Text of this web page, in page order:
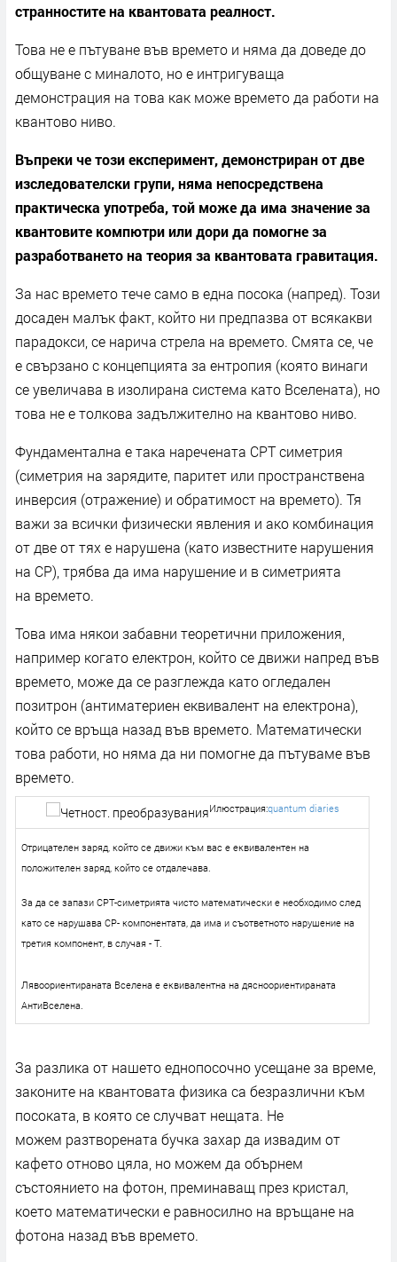
странностите на квантовата реалност.
Това не е пътуване във времето и няма да доведе до
общуване с миналото, но е интригуваща
демонстрация на това как може времето да работи на
квантово ниво.
Въпреки че този експеримент, демонстриран от две
изследователски групи, няма непосредствена
практическа употреба, той може да има значение за
квантовите компютри или дори да помогне за
разработването на теория за квантовата гравитация.
За нас времето тече само в една посока (напред). Този
досаден малък факт, който ни предпазва от всякакви
парадокси, се нарича стрела на времето. Смята се, че
е свързано с концепцията за ентропия (която винаги
се увеличава в изолирана система като Вселената), но
това не е толкова задължително на квантово ниво.
Фундаментална е така наречената CPT симетрия
(симетрия на зарядите, паритет или пространствена
инверсия (отражение) и обратимост на времето). Тя
важи за всички физически явления и ако комбинация
от две от тях е нарушена (като известните нарушения
на CP), трябва да има нарушение и в симетрията
на времето.
Това има някои забавни теоретични приложения,
например когато електрон, който се движи напред във
времето, може да се разглежда като огледален
позитрон (антиматериен еквивалент на електрона),
който се връща назад във времето. Математически
това работи, но няма да ни помогне да пътуваме във
времето.
Илюстрация:quantum diaries
Отрицателен заряд, който се движи към вас е еквивалентен на
положителен заряд, който се отдалечава.
За да се запази CPT-симетрията чисто математически е необходимо след
като се нарушава CP- компонентата, да има и съответното нарушение на
третия компонент, в случая - T.
Лявоориентираната Вселена е еквивалентна на дясноориентираната
АнтиВселена.
За разлика от нашето еднопосочно усещане за време,
законите на квантовата физика са безразлични към
посоката, в която се случват нещата. Не
можем разтворената бучка захар да извадим от
кафето отново цяла, но можем да обърнем
състоянието на фотон, преминаващ през кристал,
което математически е равносилно на връщане на
фотона назад във времето.